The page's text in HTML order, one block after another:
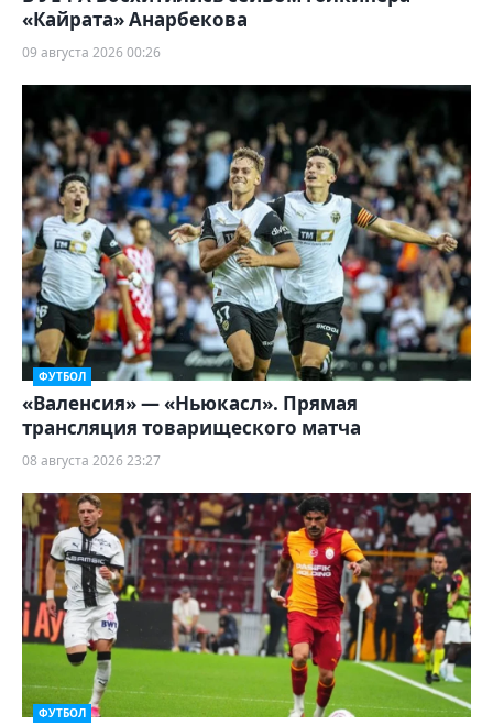
«Кайрата» Анарбекова
09 августа 2026 00:26
ФУТБОЛ
«Валенсия» — «Ньюкасл». Прямая
трансляция товарищеского матча
08 августа 2026 23:27
ФУТБОЛ